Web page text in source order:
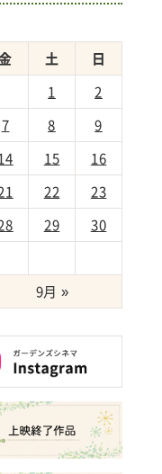
土
日
1
2
7 8
9
15
16
22
23
29
30
9月 »